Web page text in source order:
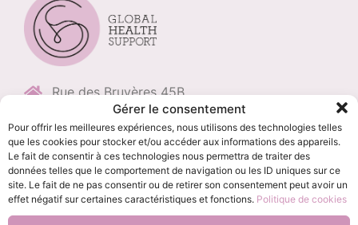
Gérer le consentement
Pour offrir les meilleures expériences, nous utilisons des technologies telles
que les cookies pour stocker et/ou accéder aux informations des appareils.
Le fait de consentir à ces technologies nous permettra de traiter des
données telles que le comportement de navigation ou les ID uniques sur ce
site. Le fait de ne pas consentir ou de retirer son consentement peut avoir un
effet négatif sur certaines caractéristiques et fonctions. Politique de cookies
Rue des Bruyères 45B
B-4052 Beaufays
+32 (0)496 11 86 79
+32 (0)4 235 68 98
info@globalhealthsupport.be
BE0694.509.409